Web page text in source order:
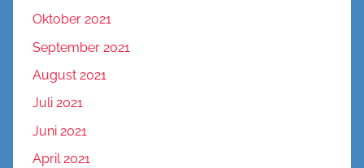
Oktober 2021
September 2021
August 2021
Juli 2021
Juni 2021
April 2021